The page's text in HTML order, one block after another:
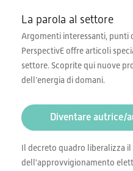
La parola al settore
Argomenti interessanti, punti
PerspectivE offre articoli
settore. Scoprite qui nuove
dell’energia di domani.
Diventare autrice/
Il decreto quadro liberalizza
dell'approvvigionamento